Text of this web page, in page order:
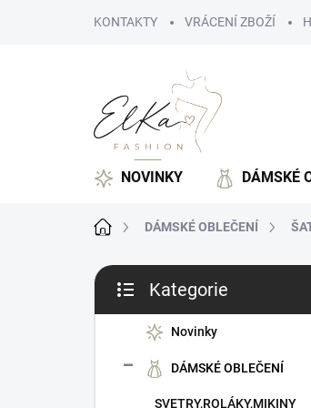
KONTAKTY VRÁCENÍ ZBOŽÍ
NOVINKY DÁMSKÉ
Domů DÁMSKÉ OBLEČENÍ
P
s
kategorie
Kategorie
Novinky
DÁMSKÉ OBLEČENÍ
SVETRY,ROLÁKY,MIKINY